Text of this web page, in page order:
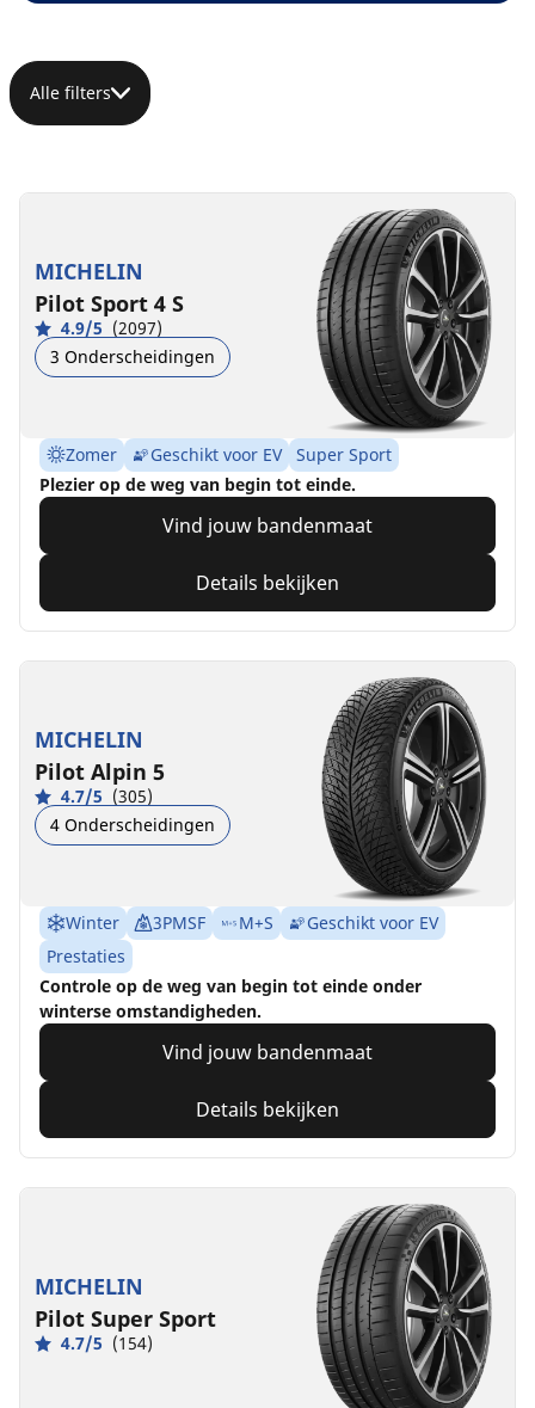
Alle filters
MICHELIN
Pilot Sport 4 S
4.9/5 (2097)
3 Onderscheidingen
Zomer Geschikt voor EV
Super Sport
Plezier op de weg van begin tot einde.
Vind jouw bandenmaat
Details bekijken
MICHELIN
Pilot Alpin 5
4.7/5 (305)
4 Onderscheidingen
Winter 3PMSF M+S
Geschikt voor EV
Prestaties
Controle op de weg van begin tot einde onder
winterse omstandigheden.
Vind jouw bandenmaat
Details bekijken
MICHELIN
Pilot Super Sport
4.7/5 (154)